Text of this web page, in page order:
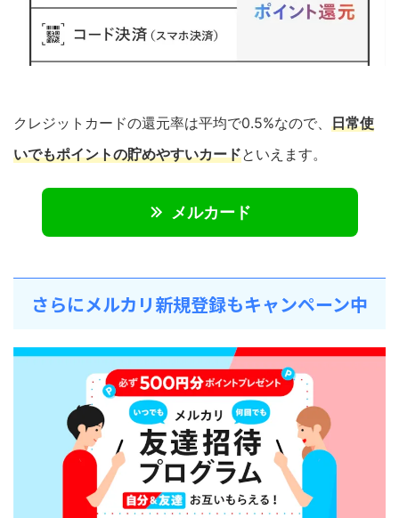
クレジットカードの還元率は平均で0.5%なので、 日常使
いでもポイントの貯めやすいカードといえます。
メルカード
さらにメルカリ新規登録もキャンペーン中